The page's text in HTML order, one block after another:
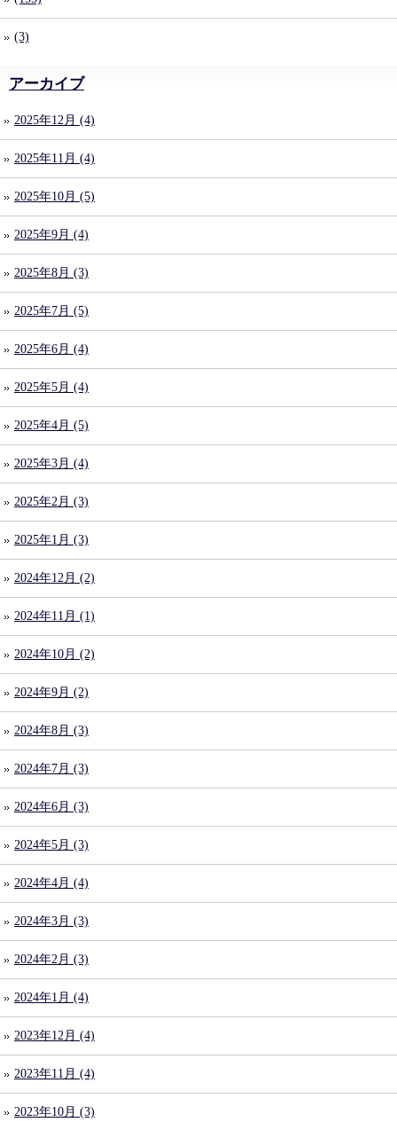
(3)
アーカイブ
2025年12月 (4)
2025年11月 (4)
2025年10月 (5)
2025年9月 (4)
2025年8月 (3)
2025年7月 (5)
2025年6月 (4)
2025年5月 (4)
2025年4月 (5)
2025年3月 (4)
2025年2月 (3)
2025年1月 (3)
2024年12月 (2)
2024年11月 (1)
2024年10月 (2)
2024年9月 (2)
2024年8月 (3)
2024年7月 (3)
2024年6月 (3)
2024年5月 (3)
2024年4月 (4)
2024年3月 (3)
2024年2月 (3)
2024年1月 (4)
2023年12月 (4)
2023年11月 (4)
2023年10月 (3)